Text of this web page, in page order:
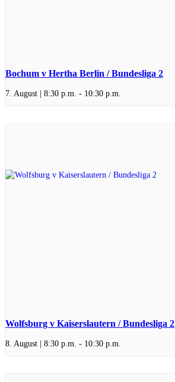
Bochum v Hertha Berlin / Bundesliga 2
7. August | 8:30 p.m. - 10:30 p.m.
Wolfsburg v Kaiserslautern / Bundesliga 2
8. August | 8:30 p.m. - 10:30 p.m.